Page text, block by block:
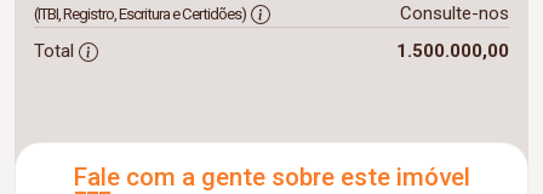
(ITBI, Registro, Escritura e Certidões)
Consulte-nos
Total
1.500.000,00
Fale com a gente sobre este imóvel